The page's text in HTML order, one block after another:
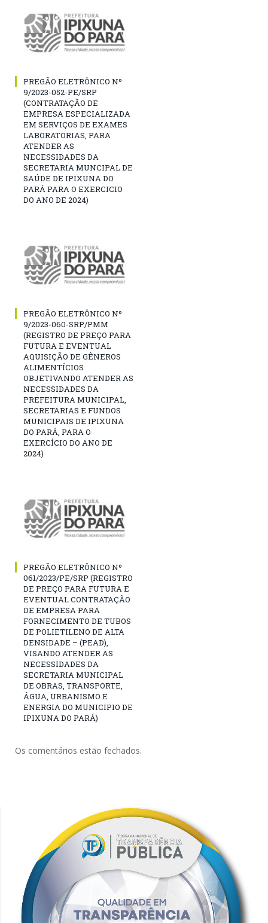
PREGÃO ELETRÔNICO Nº
9/2023-052-PE/SRP
(CONTRATAÇÃO DE
EMPRESA ESPECIALIZADA
EM SERVIÇOS DE EXAMES
LABORATORIAS, PARA
ATENDER AS
NECESSIDADES DA
SECRETARIA MUNCIPAL DE
SAÚDE DE IPIXUNA DO
PARÁ PARA O EXERCICIO
DO ANO DE 2024)
PREGÃO ELETRÔNICO Nº
9/2023-060-SRP/PMM
(REGISTRO DE PREÇO PARA
FUTURA E EVENTUAL
AQUISIÇÃO DE GÊNEROS
ALIMENTÍCIOS
OBJETIVANDO ATENDER AS
NECESSIDADES DA
PREFEITURA MUNICIPAL,
SECRETARIAS E FUNDOS
MUNICIPAIS DE IPIXUNA
DO PARÁ, PARA O
EXERCÍCIO DO ANO DE
2024)
PREGÃO ELETRÔNICO Nº
061/2023/PE/SRP (REGISTRO
DE PREÇO PARA FUTURA E
EVENTUAL CONTRATAÇÃO
DE EMPRESA PARA
FORNECIMENTO DE TUBOS
DE POLIETILENO DE ALTA
DENSIDADE – (PEAD),
VISANDO ATENDER AS
NECESSIDADES DA
SECRETARIA MUNICIPAL
DE OBRAS, TRANSPORTE,
ÁGUA, URBANISMO E
ENERGIA DO MUNICIPIO DE
IPIXUNA DO PARÁ)
Os comentários estão fechados.